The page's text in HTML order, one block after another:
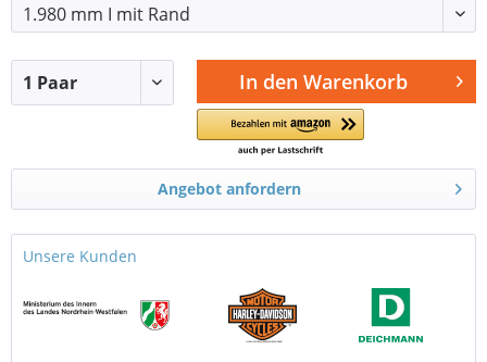
In den Warenkorb
Angebot anfordern
Unsere Kunden